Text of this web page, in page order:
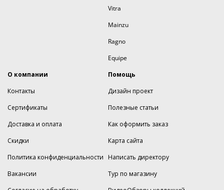
Vitra
Mainzu
Ragno
Equipe
О компании
Контакты
Сертификаты
Доставка и оплата
Скидки
Политика конфиденциальности
Вакансии
Помощь
Дизайн проект
Полезные статьи
Как оформить заказ
Карта сайта
Написать директору
Тур по магазину